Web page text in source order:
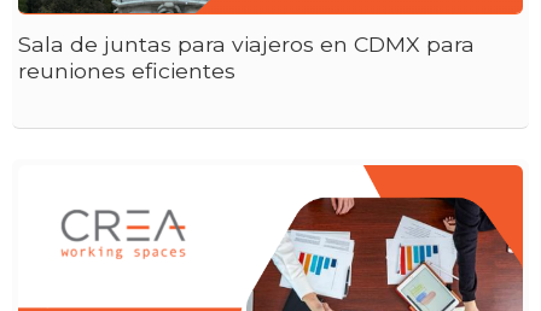
Sala de juntas para viajeros en CDMX para
reuniones eficientes